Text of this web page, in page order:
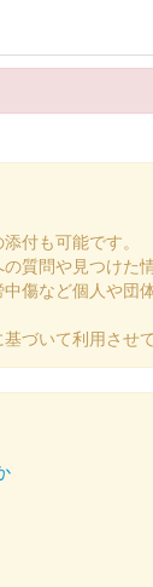
定版
付も可能です。
質問や見つけた
傷など個人や
基づいて利用させ